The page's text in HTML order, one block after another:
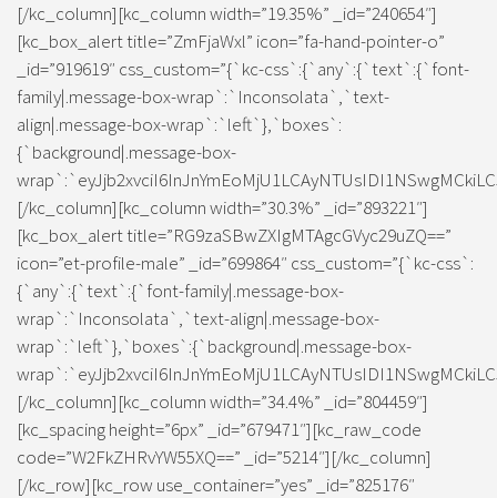
[/kc_column][kc_column width=”19.35%” _id=”240654″]
[kc_box_alert title=”ZmFjaWxl” icon=”fa-hand-pointer-o”
_id=”919619″ css_custom=”{`kc-css`:{`any`:{`text`:{`font-
family|.message-box-wrap`:`Inconsolata`,`text-
align|.message-box-wrap`:`left`},`boxes`:
{`background|.message-box-
[/kc_column][kc_column width=”30.3%” _id=”893221″]
[kc_box_alert title=”RG9zaSBwZXIgMTAgcGVyc29uZQ==”
icon=”et-profile-male” _id=”699864″ css_custom=”{`kc-css`:
{`any`:{`text`:{`font-family|.message-box-
wrap`:`Inconsolata`,`text-align|.message-box-
wrap`:`left`},`boxes`:{`background|.message-box-
[/kc_column][kc_column width=”34.4%” _id=”804459″]
[kc_spacing height=”6px” _id=”679471″][kc_raw_code
code=”W2FkZHRvYW55XQ==” _id=”5214″][/kc_column]
[/kc_row][kc_row use_container=”yes” _id=”825176″